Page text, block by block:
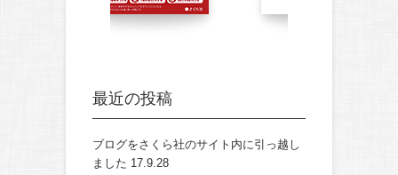
最近の投稿
ブログをさくら社のサイト内に引っ越し
ました 17.9.28